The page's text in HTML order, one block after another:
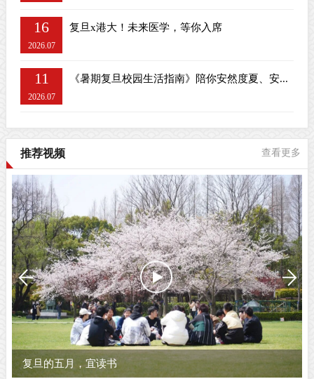
16
2026.07
复旦x港大！未来医学，等你入席
11
2026.07
《暑期复旦校园生活指南》陪你安然度夏、安...
推荐视频 查看更多
复旦的五月，宜读书